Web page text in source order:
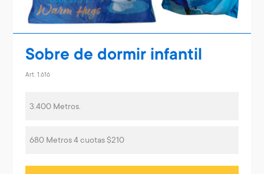
Sobre de dormir infantil
Art. 1.616
3.400 Metros.
680 Metros 4 cuotas $210